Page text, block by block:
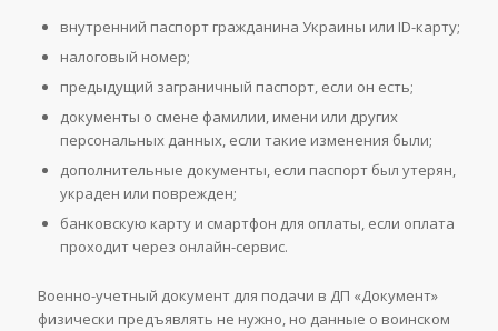
внутренний паспорт гражданина Украины или ID-карту;
налоговый номер;
предыдущий заграничный паспорт, если он есть;
документы о смене фамилии, имени или других
персональных данных, если такие изменения были;
дополнительные документы, если паспорт был утерян,
украден или поврежден;
банковскую карту и смартфон для оплаты, если оплата
проходит через онлайн-сервис.
Военно-учетный документ для подачи в ДП «Документ»
физически предъявлять не нужно, но данные о воинском